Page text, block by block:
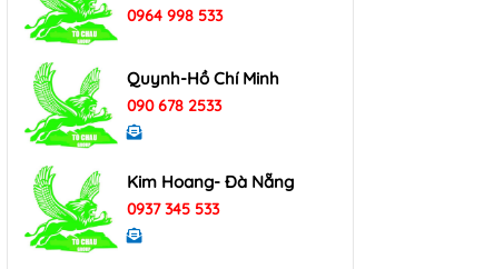
0964 998 533
Quynh-Hồ Chí Minh
090 678 2533
Kim Hoang- Đà Nẵng
0937 345 533